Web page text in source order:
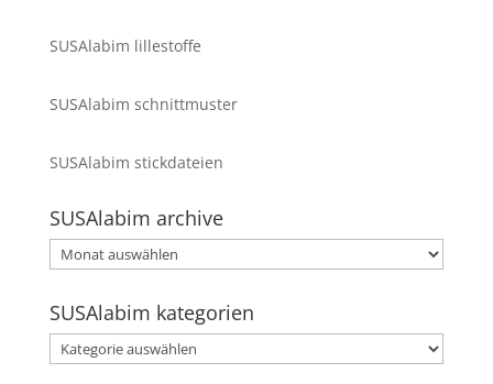
SUSAlabim lillestoffe
SUSAlabim schnittmuster
SUSAlabim stickdateien
SUSAlabim archive
SUSAlabim
archive
SUSAlabim kategorien
SUSAlabim
kategorien